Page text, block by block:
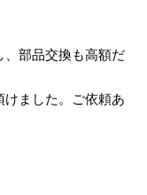
、部品交換も高額だ
ました。ご依頼あ